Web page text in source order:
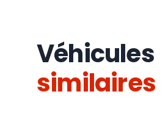
Véhicules
similaires